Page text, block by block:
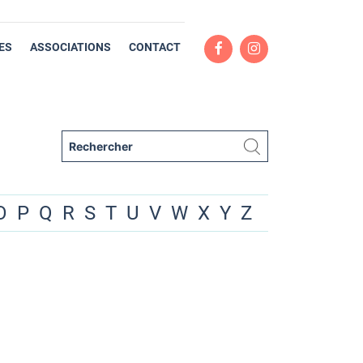
ASSOCIATIONS CONTACT
P Q R S T U V W X Y Z